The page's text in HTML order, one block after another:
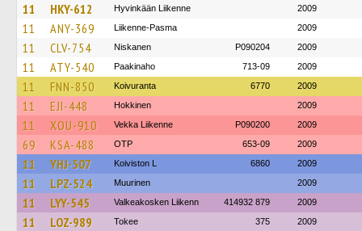
11 HKY-612 Hyvinkään Liikenne 2009
11 ANY-369 Liikenne-Pasma 2009
11 CLV-754 Niskanen P090204 2009
11 ATY-540 Paakinaho 713-09 2009
11 FNN-850 Koivuranta 6770 2009
11 EJI-448 Hokkinen 2009
11 XOU-910 Vekka Liikenne P090200 2009
69 KSA-488 OTP 653-09 2009
11 YHJ-507 Koiviston L 6860 2009
11 LPZ-524 Muurinen 2009
11 LYY-545 Valkeakosken Liikenn 414932 879 2009
11 LOZ-989 Tokee 375 2009